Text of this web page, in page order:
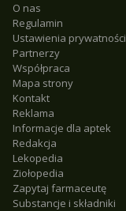
O nas
Regulamin
Ustawienia prywatności
Partnerzy
Współpraca
Mapa strony
Kontakt
Reklama
Informacje dla aptek
Redakcja
Lekopedia
Ziołopedia
Zapytaj farmaceutę
Substancje i składniki